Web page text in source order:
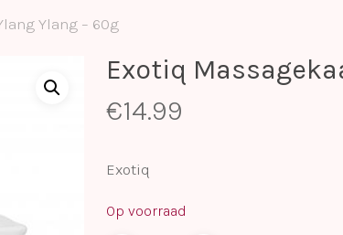
Ylang – 60g
Exotiq
€14.99
Exotiq
Op voorraad